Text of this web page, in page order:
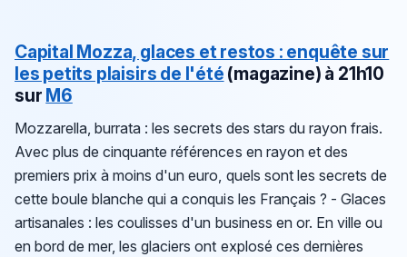
Capital Mozza, glaces et restos : enquête sur
les petits plaisirs de l'été (magazine) à 21h10
sur M6
Mozzarella, burrata : les secrets des stars du rayon frais.
Avec plus de cinquante références en rayon et des
premiers prix à moins d'un euro, quels sont les secrets de
cette boule blanche qui a conquis les Français ? - Glaces
artisanales : les coulisses d'un business en or. En ville ou
en bord de mer, les glaciers ont explosé ces dernières